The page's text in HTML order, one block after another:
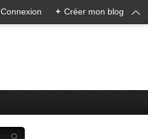
Connexion + Créer mon blog